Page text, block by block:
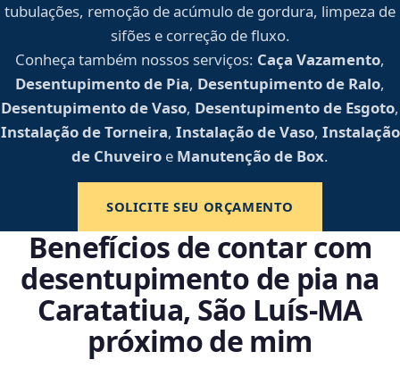
tubulações, remoção de acúmulo de gordura, limpeza de
sifões e correção de fluxo.
Conheça também nossos serviços: Caça Vazamento,
Desentupimento de Pia, Desentupimento de Ralo,
Desentupimento de Vaso, Desentupimento de Esgoto,
Instalação de Torneira, Instalação de Vaso, Instalação
de Chuveiro e Manutenção de Box.
SOLICITE SEU ORÇAMENTO
Benefícios de contar com
desentupimento de pia na
Caratatiua, São Luís‑MA
próximo de mim